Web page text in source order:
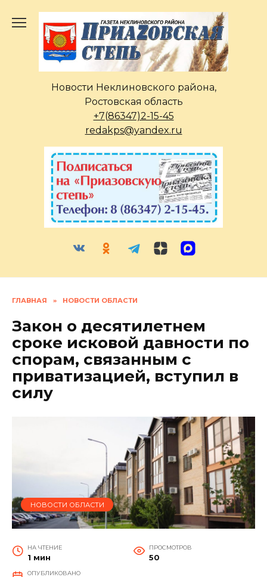
содержанию
Новости Неклиновского района,
Ростовская область
+7(86347)2-15-45
redakps@yandex.ru
ГЛАВНАЯ » НОВОСТИ ОБЛАСТИ
Закон о десятилетнем
сроке исковой давности по
спорам, связанным с
приватизацией, вступил в
силу
НОВОСТИ ОБЛАСТИ
НА ЧТЕНИЕ
1 мин
ПРОСМОТРОВ
50
ОПУБЛИКОВАНО